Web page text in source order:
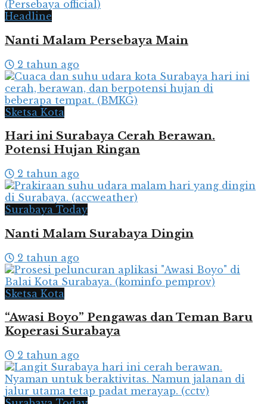
Headline
Nanti Malam Persebaya Main
2 tahun ago
Sketsa Kota
Hari ini Surabaya Cerah Berawan.
Potensi Hujan Ringan
2 tahun ago
Surabaya Today
Nanti Malam Surabaya Dingin
2 tahun ago
Sketsa Kota
“Awasi Boyo” Pengawas dan Teman Baru
Koperasi Surabaya
2 tahun ago